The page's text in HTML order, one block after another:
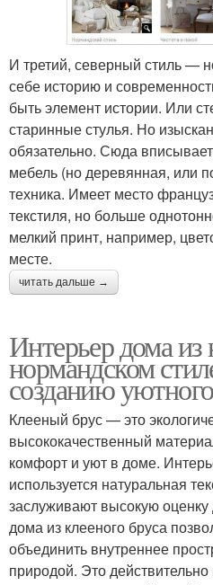
И третий, северный стиль —
себе историю и
быть элемент истории. Или
старинные стулья. Но
обязательно. Сюда
мебель (но деревянная, или
техника. Имеет место
текстиля, но больше
мелкий принт, например,
месте.
читать дальше →
Интерьер дома из
нормандском
созданию
Клееный брус — это
высококачественный
комфорт и уют в доме.
используется натуральная
заслуживают высокую
дома из клееного бруса
объединить внутреннее
природой. Это